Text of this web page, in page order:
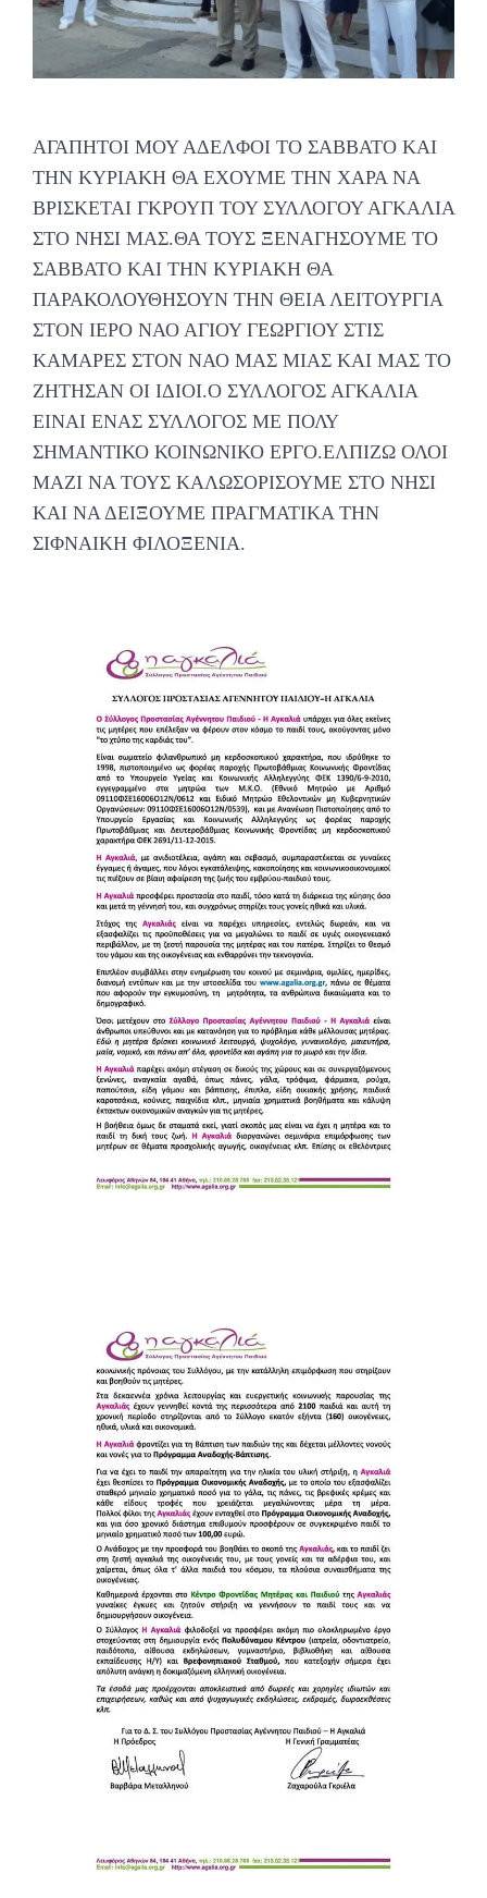
ΑΓΑΠΗΤΟΙ ΜΟΥ ΑΔΕΛΦΟΙ ΤΟ ΣΑΒΒΑΤΟ ΚΑΙ
ΤΗΝ ΚΥΡΙΑΚΗ ΘΑ ΕΧΟΥΜΕ ΤΗΝ ΧΑΡΑ ΝΑ
ΒΡΙΣΚΕΤΑΙ ΓΚΡΟΥΠ ΤΟΥ ΣΥΛΛΟΓΟΥ ΑΓΚΑΛΙΑ
ΣΤΟ ΝΗΣΙ ΜΑΣ.ΘΑ ΤΟΥΣ ΞΕΝΑΓΗΣΟΥΜΕ ΤΟ
ΣΑΒΒΑΤΟ ΚΑΙ ΤΗΝ ΚΥΡΙΑΚΗ ΘΑ
ΠΑΡΑΚΟΛΟΥΘΗΣΟΥΝ ΤΗΝ ΘΕΙΑ ΛΕΙΤΟΥΡΓΙΑ
ΣΤΟΝ ΙΕΡΟ ΝΑΟ ΑΓΙΟΥ ΓΕΩΡΓΙΟΥ ΣΤΙΣ
ΚΑΜΑΡΕΣ ΣΤΟΝ ΝΑΟ ΜΑΣ ΜΙΑΣ ΚΑΙ ΜΑΣ ΤΟ
ΖΗΤΗΣΑΝ ΟΙ ΙΔΙΟΙ.Ο ΣΥΛΛΟΓΟΣ ΑΓΚΑΛΙΑ
ΕΙΝΑΙ ΕΝΑΣ ΣΥΛΛΟΓΟΣ ΜΕ ΠΟΛΥ
ΣΗΜΑΝΤΙΚΟ ΚΟΙΝΩΝΙΚΟ ΕΡΓΟ.ΕΛΠΙΖΩ ΟΛΟΙ
ΜΑΖΙ ΝΑ ΤΟΥΣ ΚΑΛΩΣΟΡΙΣΟΥΜΕ ΣΤΟ ΝΗΣΙ
ΚΑΙ ΝΑ ΔΕΙΞΟΥΜΕ ΠΡΑΓΜΑΤΙΚΑ ΤΗΝ
ΣΙΦΝΑΙΚΗ ΦΙΛΟΞΕΝΙΑ.